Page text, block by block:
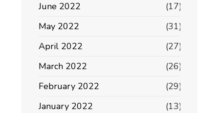
June 2022
(17)
May 2022
(31)
April 2022
(27)
March 2022
(26)
February 2022
(29)
January 2022
(13)